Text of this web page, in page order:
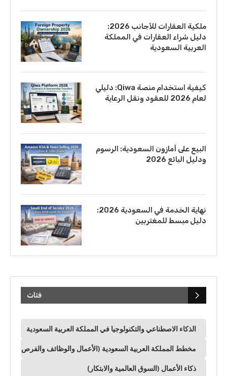
ملكية العقارات للأجانب 2026:
دليل شراء العقارات في المملكة
العربية السعودية
كيفية استخدام منصة Qiwa: دليلي
لعام 2026 للعقود ونقل الرعاية
البيع على أمازون السعودية: الرسوم
ودليل البائع 2026
نهاية الخدمة في السعودية 2026:
دليل مبسط للمغتربين
فئات
الذكاء الاصطناعي والتكنولوجيا في المملكة العربية السعودية
مخطط المملكة العربية السعودية (الأعمال والوظائف والفرص)
ذكاء الأعمال (السوق العالمية والابتكار)